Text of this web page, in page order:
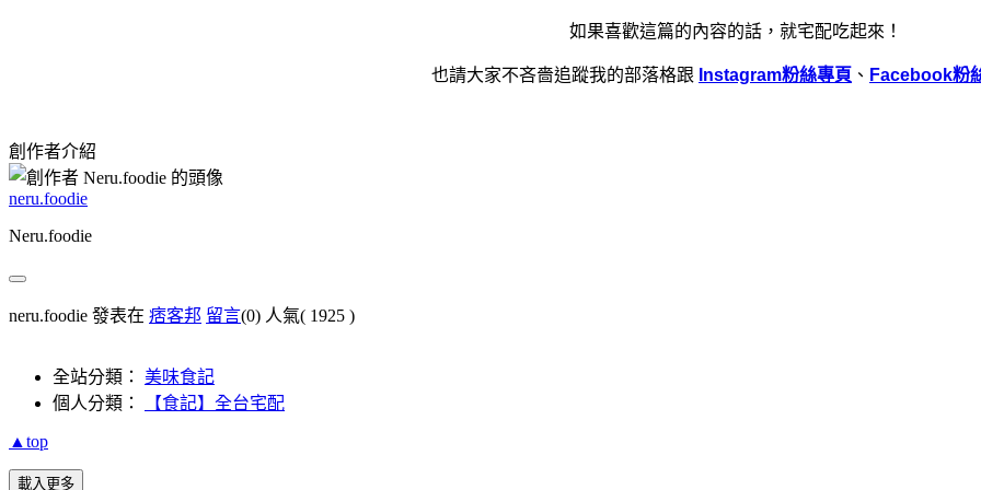
如果喜歡這篇的內容的話，就宅配吃起來！
也請大家不吝嗇追蹤我的部落格跟 Instagram粉絲專頁 、 Facebook粉
創作者介紹
neru.foodie
Neru.foodie
neru.foodie 發表在 痞客邦 留言(0) 人氣( 1925 )
全站分類： 美味食記
個人分類：
【食記】全台宅配
▲top
載入更多